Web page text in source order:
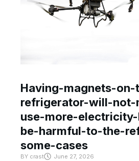
Having-magnets-on-
refrigerator-will-not-
use-more-
be-harmful-to-the-
some-cases
BY crast June 27, 2026